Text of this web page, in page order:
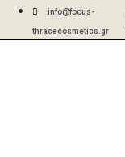
info@focus-
thracecosmetics.gr